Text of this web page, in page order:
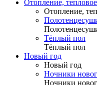
Отопление,
Отопление,
Тёплый пол
Тёплый пол
Новый год
Новый год
Ночники
Ночники